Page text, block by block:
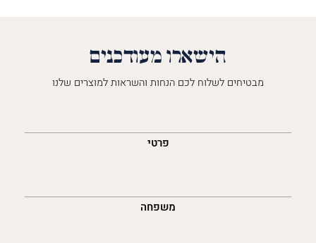
הישארו מעודכנים
מבטיחים לשלוח לכם הנחות והשראות למוצרים שלנו
פרטי
משפחה